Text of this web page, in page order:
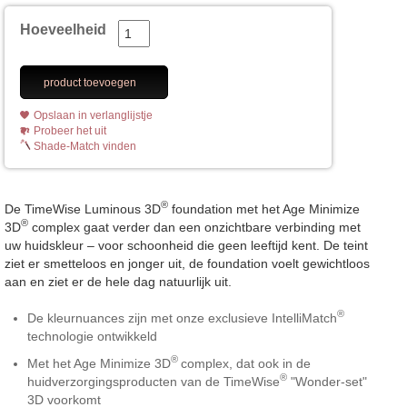
Hoeveelheid
product toevoegen
Opslaan in verlanglijstje
Probeer het uit
Shade-Match vinden
De TimeWise Luminous 3D® foundation met het Age Minimize
3D® complex gaat verder dan een onzichtbare verbinding met
uw huidskleur – voor schoonheid die geen leeftijd kent. De teint
ziet er smetteloos en jonger uit, de foundation voelt gewichtloos
aan en ziet er de hele dag natuurlijk uit.
De kleurnuances zijn met onze exclusieve IntelliMatch®
technologie ontwikkeld
Met het Age Minimize 3D® complex, dat ook in de
huidverzorgingsproducten van de TimeWise® "Wonder-set"
3D voorkomt